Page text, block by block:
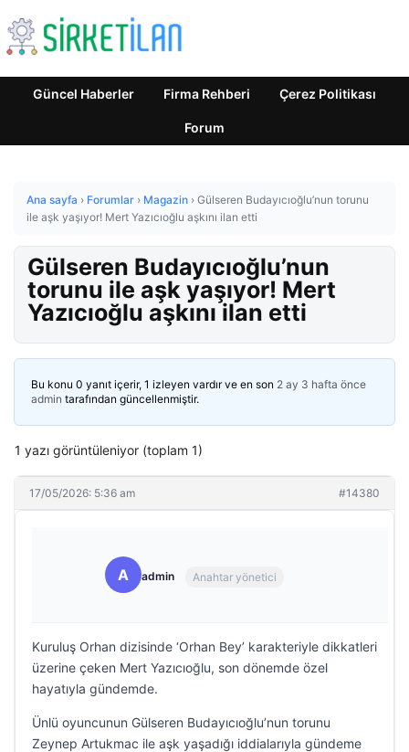
Güncel Haberler Firma Rehberi Çerez Politikası
Forum
Ana sayfa › Forumlar › Magazin › Gülseren Budayıcıoğlu’nun torunu
ile aşk yaşıyor! Mert Yazıcıoğlu aşkını ilan etti
Gülseren Budayıcıoğlu’nun
torunu ile aşk yaşıyor! Mert
Yazıcıoğlu aşkını ilan etti
Bu konu 0 yanıt içerir, 1 izleyen vardır ve en son 2 ay 3 hafta önce
admin tarafından güncellenmiştir.
1 yazı görüntüleniyor (toplam 1)
17/05/2026: 5:36 am #14380
A admin Anahtar yönetici
Kuruluş Orhan dizisinde ‘Orhan Bey’ karakteriyle dikkatleri
üzerine çeken Mert Yazıcıoğlu, son dönemde özel
hayatıyla gündemde.
Ünlü oyuncunun Gülseren Budayıcıoğlu’nun torunu
Zeynep Artukmac ile aşk yaşadığı iddialarıyla gündeme